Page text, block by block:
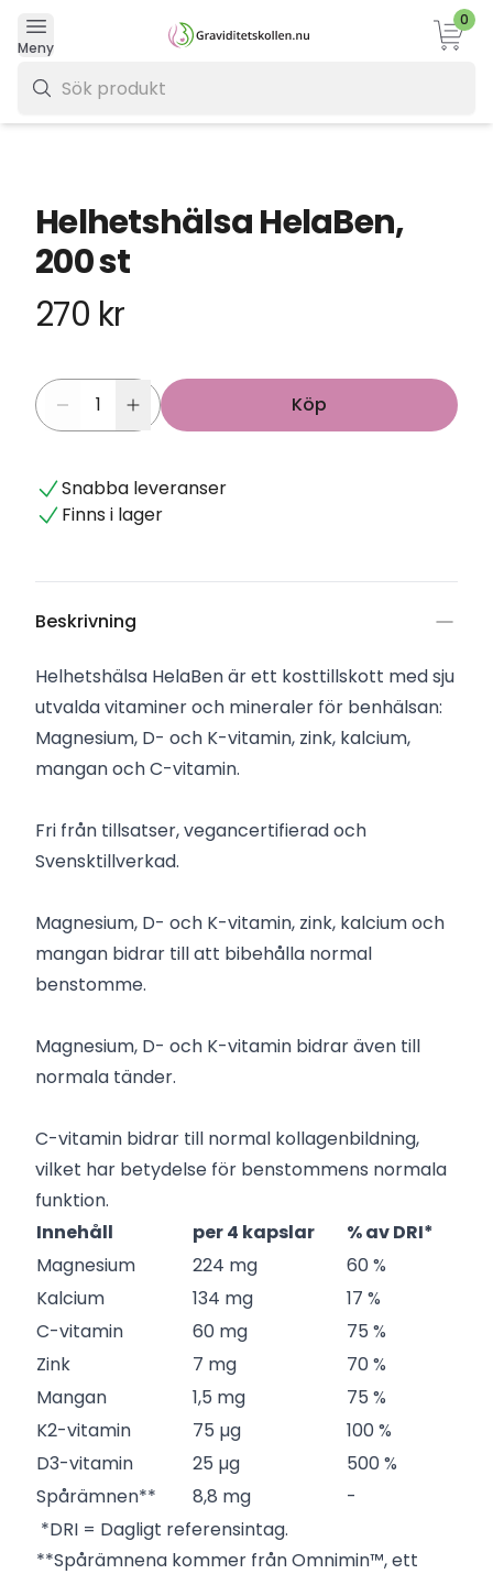
Meny
0
Helhetshälsa HelaBen,
200 st
270 kr
Köp
Snabba leveranser
Finns i lager
Beskrivning
Helhetshälsa HelaBen är ett kosttillskott med sju
utvalda vitaminer och mineraler för benhälsan:
Magnesium, D- och K-vitamin, zink, kalcium,
mangan och C-vitamin.
Fri från tillsatser, vegancertifierad och
Svensktillverkad.
Magnesium, D- och K-vitamin, zink, kalcium och
mangan bidrar till att bibehålla normal
benstomme.
Magnesium, D- och K-vitamin bidrar även till
normala tänder.
C-vitamin bidrar till normal kollagenbildning,
vilket har betydelse för benstommens normala
funktion.
Innehåll
per 4 kapslar
% av DRI*
Magnesium
224 mg
60 %
Kalcium
134 mg
17 %
C-vitamin
60 mg
75 %
Zink
7 mg
70 %
Mangan
1,5 mg
75 %
K2-vitamin
75 µg
100 %
D3-vitamin
25 µg
500 %
Spårämnen**
8,8 mg
-
*DRI = Dagligt referensintag.
**Spårämnena kommer från Omnimin™, ett